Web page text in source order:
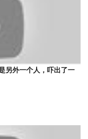
另外一个人，吓出了一